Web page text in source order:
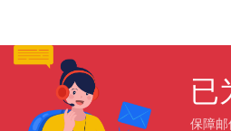
已
保障邮